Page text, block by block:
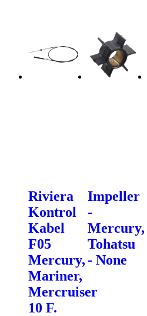
Riviera
Kontrol
Kabel
F05
Mercury,
Mariner,
Mercruiser
10 F.
Impeller
-
Mercury,
Tohatsu
- None